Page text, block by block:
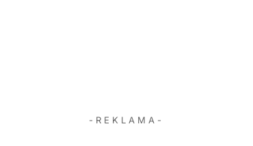
- R E K L A M A -